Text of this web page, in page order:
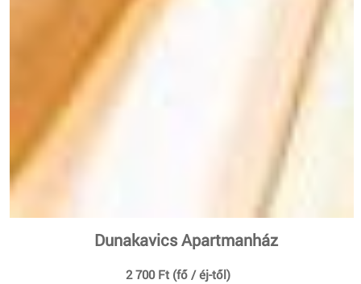
Dunakavics Apartmanház
2 700 Ft (fő / éj-től)